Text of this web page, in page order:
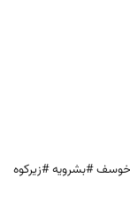
#بشرویه #زیرکوه